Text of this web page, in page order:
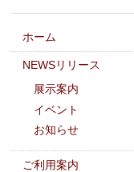
ホーム
NEWSリリース
展示案内
イベント
お知らせ
ご利用案内